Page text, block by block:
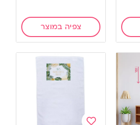
צפיה במוצר